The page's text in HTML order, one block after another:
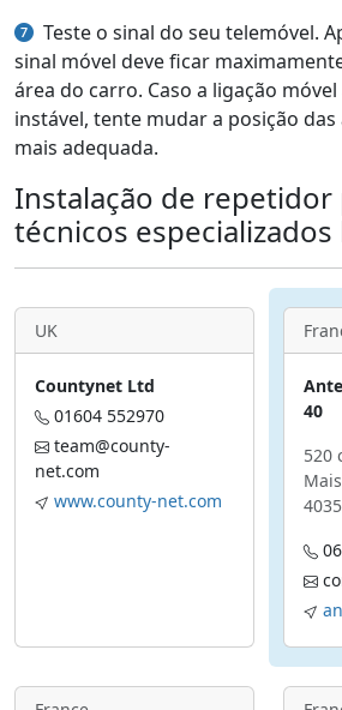
Teste o sinal do seu telemóvel.
sinal móvel deve ficar
área do carro. Caso a ligação
instável, tente mudar a posição
mais adequada.
Instalação de repetidor
técnicos especializados
UK
Countynet Ltd
01604 552970
team@county-
net.com
www.county-net.com
40
520